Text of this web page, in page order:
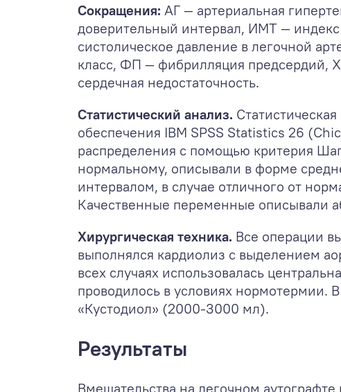
Сокращения: АГ — артериальная
доверительный интервал, ИМТ —
систолическое давление в легочной
класс, ФП — фибрилляция предсердий,
сердечная недостаточность.
Статистический анализ.
обеспечения IBM SPSS Statistics 26
распределения с помощью критерия
нормальному, описывали в форме
интервалом, в случае отличного от
Качественные переменные описывали
Хирургическая техника. Все операции
выполнялся кардиолиз с выделением
всех случаях использовалась
проводилось в условиях нормотермии.
«Кустодиол» (2000-3000 мл).
Результаты
Вмешательства на легочном